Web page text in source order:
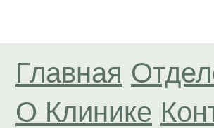
Главная
О Клинике